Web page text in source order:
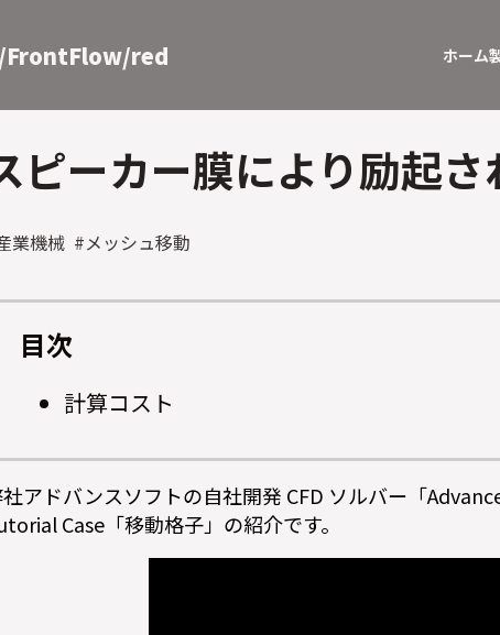
FrontFlow/red ホーム
ピーカー膜により励起
業機械 #メッシュ移動
目次
計算コスト
アドバンスソフトの自社開発 CFD ソルバー「
Case「移動格子」の紹介です。